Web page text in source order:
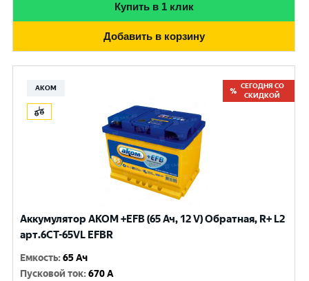
Купить в 1 клик
Добавить в корзину
АКОМ
СЕГОДНЯ СО
СКИДКОЙ
Аккумулятор AKOM +EFB (65 Ач, 12 V) Обратная, R+ L2
арт.6CT-65VL EFBR
Емкость:65 Ач
Пусковой ток:670 A